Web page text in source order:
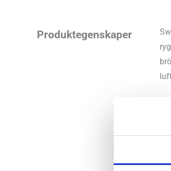
Produktegenskaper